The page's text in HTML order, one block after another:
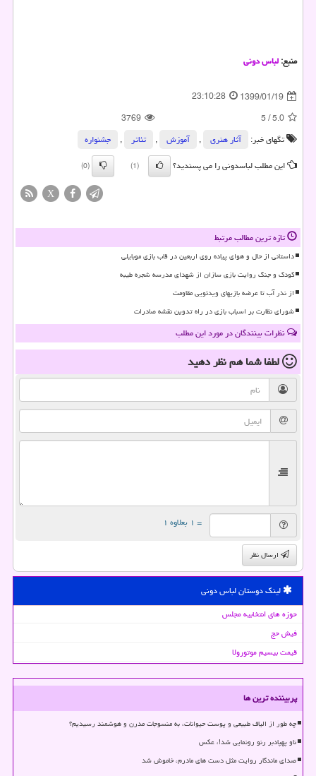
منبع:لباس دونی
1399/01/19
23:10:28
5.0
/
5
3769
تگهای خبر:
آثار هنری , آموزش , تئاتر ,
جشنواره
این مطلب لباسدونی را می پسندید؟
(1)
(0)
X
تازه ترین مطالب مرتبط
داستانی از حال و هوای پیاده روی اربعین در قاب بازی موبایلی
کودک و جنگ روایت بازی سازان از شهدای مدرسه شجره طیبه
از نذر آب تا عرضه بازیهای ویدئویی مقاومت
شورای نظارت بر اسباب بازی در راه تدوین نقشه صادرات
نظرات بینندگان در مورد این مطلب
لطفا شما همنظر دهید
= ۱ بعلاوه ۱
ارسال نظر
لینک دوستان لباس دونی
حوزه های انتخابیه مجلس
فیش حج
قیمت بیسیم موتورولا
پربیننده ترین ها
چه طور از الیاف طبیعی و پوست حیوانات، به منسوجات مدرن و هوشمند رسیدیم؟
ناو پهپادبر رنو رونمایی شد!، عکس
صدای ماندگار روایت مثل دست های مادرم، خاموش شد